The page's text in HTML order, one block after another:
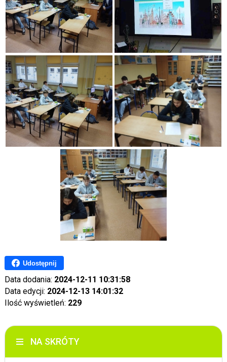
Udostępnij
Data dodania: 2024-12-11 10:31:58
Data edycji: 2024-12-13 14:01:32
Ilość wyświetleń: 229
NA SKRÓTY